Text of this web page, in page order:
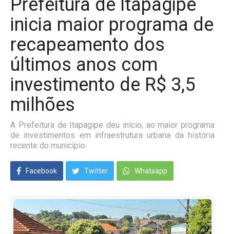
Prefeitura de Itapagipe
inicia maior programa de
recapeamento dos
últimos anos com
investimento de R$ 3,5
milhões
A Prefeitura de Itapagipe deu início, ao maior programa
de investimentos em infraestrutura urbana da história
recente do município.
Facebook Twitter Whatsapp